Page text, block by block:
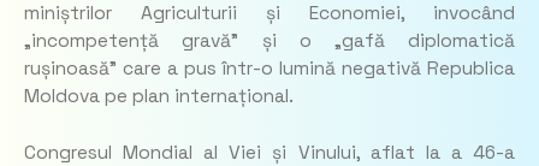
miniștrilor Agriculturii și Economiei, invocând
„incompetență gravă” și o „gafă diplomatică
rușinoasă” care a pus într-o lumină negativă Republica
Moldova pe plan internațional.
Congresul Mondial al Viei și Vinului, aflat la a 46-a